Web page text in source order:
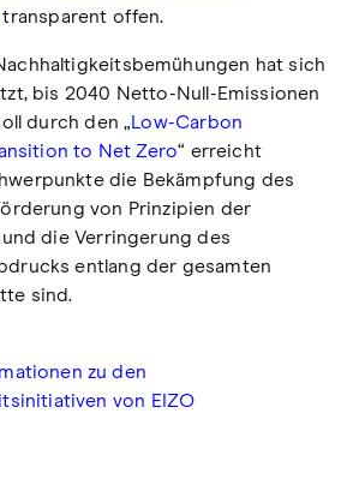
transparent offen.
hat sich
bis 2040 Netto-Null-Emissionen
durch den „ Low-Carbon
to Net Zero“ erreicht
die Bekämpfung des
von Prinzipien der
die Verringerung des
entlang der gesamten
sind.
zu den
von EIZO